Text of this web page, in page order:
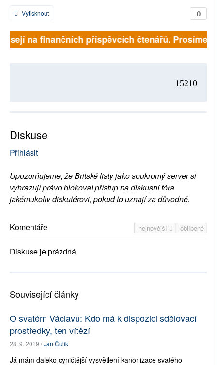
0
Vytisknout
na finančních příspěvcích čtenářů. Prosíme,
15210
Diskuse
Přihlásit
Upozorňujeme, že Britské listy jako soukromý server si
vyhrazují právo blokovat přístup na diskusní fóra
jakémukoliv diskutérovi, pokud to uznají za důvodné.
nejnovější oblíbené
Komentáře
Diskuse je prázdná.
Související články
O svatém Václavu: Kdo má k dispozici sdělovací
prostředky, ten vítězí
28. 9. 2019 /Jan Čulík
Já mám daleko cyničtější vysvětlení kanonizace svatého